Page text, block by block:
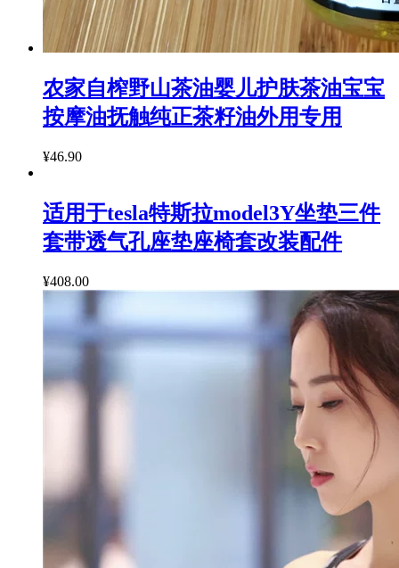
农家自榨野山茶油婴儿护肤茶油宝宝
按摩油抚触纯正茶籽油外用专用
¥46.90
适用于tesla特斯拉model3Y坐垫三件
套带透气孔座垫座椅套改装配件
¥408.00